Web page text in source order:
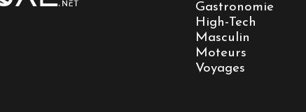
Gastronomie
High-Tech
Masculin
Moteurs
Voyages